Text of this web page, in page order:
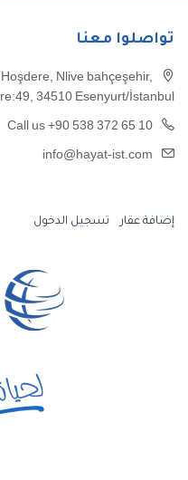
تواصلوا معنا
Nlive bahçeşehir,
34510 Esenyurt/İstanbul
Call us +90 538 372 65 10
info@hayat-ist.com
إضافة عقار تسجيل الدخول